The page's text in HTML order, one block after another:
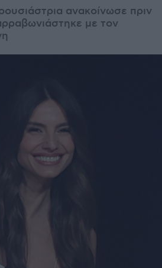
ανακοίνωσε πριν
με τον